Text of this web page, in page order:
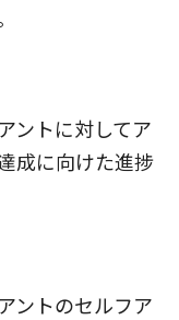
ントに対してア
成に向けた進捗
ントのセルフア